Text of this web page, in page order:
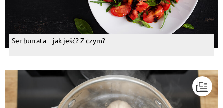
Ser burrata – jak jeść? Z czym?